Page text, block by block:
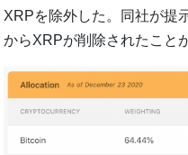
XRPを除外した。同社が提
からXRPが削除されたこと